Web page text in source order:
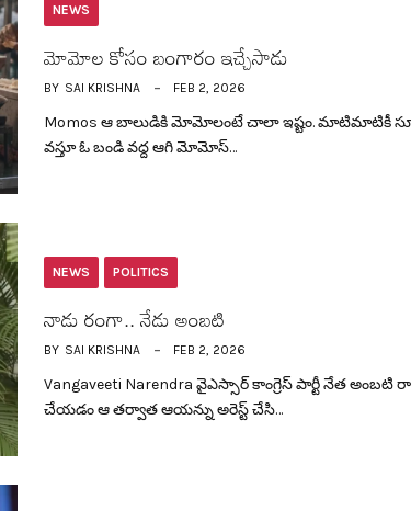
NEWS
మోమోల కోసం బంగారం ఇచ్చేసాడు
BY SAI KRISHNA FEB 2, 2026
Momos ఆ బాలుడికి మోమోలంటే చాలా ఇష్టం. మాటిమాటికీ
వ‌స్తూ ఓ బండి వ‌ద్ద ఆగి మోమోస్…
NEWS POLITICS
నాడు రంగా.. నేడు అంబ‌టి
BY SAI KRISHNA FEB 2, 2026
Vangaveeti Narendra వైఎస్సార్ కాంగ్రెస్ పార్టీ నేత
చేయడం ఆ త‌ర్వాత ఆయ‌న్ను అరెస్ట్ చేసి…